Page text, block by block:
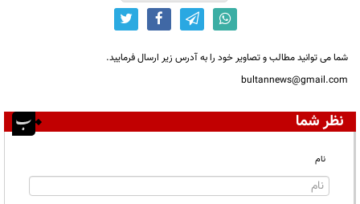
شما می توانید مطالب و تصاویر خود را به آدرس زیر ارسال فرمایید.
bultannews@gmail.com
نظر شما
نام